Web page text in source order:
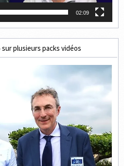
02:09
plusieurs packs vidéos